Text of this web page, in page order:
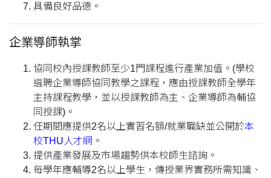
具備良好品德。
企業導師執掌
協同校內授課教師至少1門課程進行產業加值。(學校
遴聘企業導師協同教學之課程，應由授課教師全學年
主持課程教學，並以授課教師為主、企業導師為輔協
同授課)。
任期間應提供2名以上實習名額/就業職缺並公開於本
校THU人才網 。
提供產業發展及市場趨勢供本校師生諮詢。
每學年應輔導2名以上學生，傳授業界實務所需知識、